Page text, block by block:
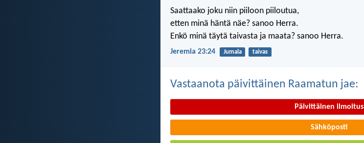
Saattaako joku niin piiloon piiloutua,
etten minä häntä näe? sanoo Herra.
Enkö minä täytä taivasta ja maata? sanoo Herra.
Jeremia 23:24 Jumala taivas
Vastaanota päivittäinen Raamatun jae:
Päivittäinen ilmoitus
Sähköposti